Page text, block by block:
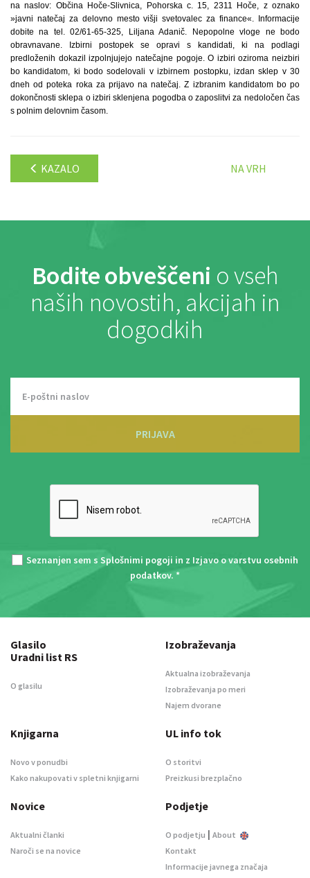
na naslov: Občina Hoče-Slivnica, Pohorska c. 15, 2311 Hoče, z oznako
»javni natečaj za delovno mesto višji svetovalec za finance«. Informacije
dobite na tel. 02/61-65-325, Liljana Adanič. Nepopolne vloge ne bodo
obravnavane. Izbirni postopek se opravi s kandidati, ki na podlagi
predloženih dokazil izpolnjujejo natečajne pogoje. O izbiri oziroma neizbiri
bo kandidatom, ki bodo sodelovali v izbirnem postopku, izdan sklep v 30
dneh od poteka roka za prijavo na natečaj. Z izbranim kandidatom bo po
dokončnosti sklepa o izbiri sklenjena pogodba o zaposlitvi za nedoločen čas
s polnim delovnim časom.
KAZALO NA VRH
Bodite obveščeni o vseh
naših novostih, akcijah in
dogodkih
PRIJAVA
Seznanjen sem s Splošnimi pogoji in z Izjavo o varstvu osebnih
podatkov. *
Glasilo
Uradni list RS
O glasilu
Izobraževanja
Aktualna izobraževanja
Izobraževanja po meri
Najem dvorane
Knjigarna
Novo v ponudbi
Kako nakupovati v spletni knjigarni
UL info tok
O storitvi
Preizkusi brezplačno
Novice
Aktualni članki
Naroči se na novice
Podjetje
O podjetju | About
Kontakt
Informacije javnega značaja